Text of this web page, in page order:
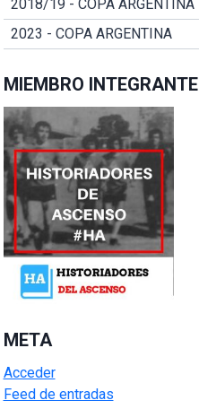
2018/19 - COPA ARGENTINA
2023 - COPA ARGENTINA
MIEMBRO INTEGRANTE
META
Acceder
Feed de entradas